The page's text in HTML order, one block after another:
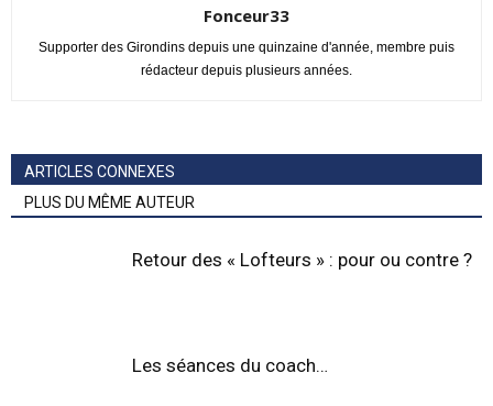
Fonceur33
Supporter des Girondins depuis une quinzaine d'année, membre puis
rédacteur depuis plusieurs années.
ARTICLES CONNEXES
PLUS DU MÊME AUTEUR
Retour des « Lofteurs » : pour ou contre ?
Les séances du coach…